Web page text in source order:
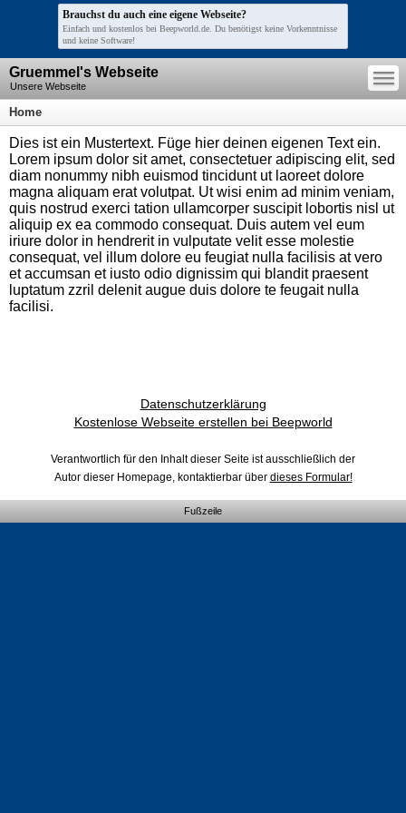
Brauchst du auch eine eigene Webseite?
Einfach und kostenlos bei Beepworld.de. Du benötigst keine Vorkenntnisse
und keine Software!
Gruemmel's Webseite
Unsere Webseite
—
—
—
Home
Dies ist ein Mustertext. Füge hier deinen eigenen Text ein.
Lorem ipsum dolor sit amet, consectetuer adipiscing elit, sed
diam nonummy nibh euismod tincidunt ut laoreet dolore
magna aliquam erat volutpat. Ut wisi enim ad minim veniam,
quis nostrud exerci tation ullamcorper suscipit lobortis nisl ut
aliquip ex ea commodo consequat. Duis autem vel eum
iriure dolor in hendrerit in vulputate velit esse molestie
consequat, vel illum dolore eu feugiat nulla facilisis at vero
et accumsan et iusto odio dignissim qui blandit praesent
luptatum zzril delenit augue duis dolore te feugait nulla
facilisi.
Datenschutzerklärung
Kostenlose Webseite erstellen bei Beepworld
Verantwortlich für den Inhalt dieser Seite ist ausschließlich der
Autor dieser Homepage, kontaktierbar über dieses Formular!
Fußzeile